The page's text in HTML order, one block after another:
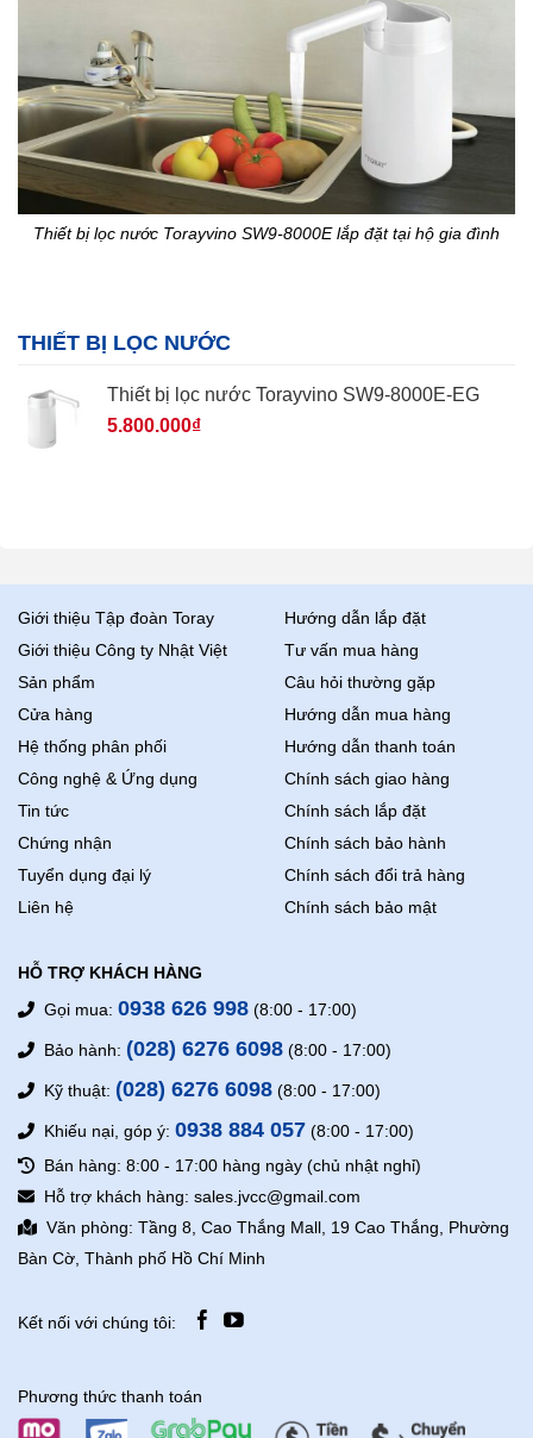
Thiết bị lọc nước Torayvino SW9-8000E lắp đặt tại hộ gia đình
THIẾT BỊ LỌC NƯỚC
Thiết bị lọc nước Torayvino SW9-8000E-EG
5.800.000₫
Giới thiệu Tập đoàn Toray
Giới thiệu Công ty Nhật Việt
Sản phẩm
Cửa hàng
Hệ thống phân phối
Công nghệ & Ứng dụng
Tin tức
Chứng nhận
Tuyển dụng đại lý
Liên hệ
Hướng dẫn lắp đặt
Tư vấn mua hàng
Câu hỏi thường gặp
Hướng dẫn mua hàng
Hướng dẫn thanh toán
Chính sách giao hàng
Chính sách lắp đặt
Chính sách bảo hành
Chính sách đổi trả hàng
Chính sách bảo mật
HỖ TRỢ KHÁCH HÀNG
Gọi mua: 0938 626 998 (8:00 - 17:00)
Bảo hành: (028) 6276 6098 (8:00 - 17:00)
Kỹ thuật: (028) 6276 6098 (8:00 - 17:00)
Khiếu nại, góp ý: 0938 884 057 (8:00 - 17:00)
Bán hàng: 8:00 - 17:00 hàng ngày (chủ nhật nghỉ)
Hỗ trợ khách hàng: sales.jvcc@gmail.com
Văn phòng: Tầng 8, Cao Thắng Mall, 19 Cao Thắng, Phường
Bàn Cờ, Thành phố Hồ Chí Minh
Kết nối với chúng tôi:
Phương thức thanh toán